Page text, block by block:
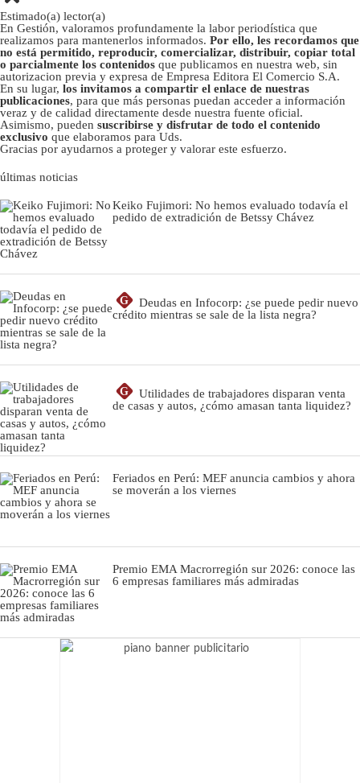
Estimado(a) lector(a)
En Gestión, valoramos profundamente la labor periodística que
realizamos para mantenerlos informados. Por ello, les recordamos que
no está permitido, reproducir, comercializar, distribuir, copiar total
o parcialmente los contenidos que publicamos en nuestra web, sin
autorizacion previa y expresa de Empresa Editora El Comercio S.A.
En su lugar, los invitamos a compartir el enlace de nuestras
publicaciones, para que más personas puedan acceder a información
veraz y de calidad directamente desde nuestra fuente oficial.
Asimismo, pueden suscribirse y disfrutar de todo el contenido
exclusivo que elaboramos para Uds.
Gracias por ayudarnos a proteger y valorar este esfuerzo.
últimas noticias
Keiko Fujimori: No hemos evaluado todavía el
pedido de extradición de Betssy Chávez
G
Deudas en Infocorp: ¿se puede pedir nuevo
crédito mientras se sale de la lista negra?
G
Utilidades de trabajadores disparan venta
de casas y autos, ¿cómo amasan tanta liquidez?
Feriados en Perú: MEF anuncia cambios y ahora
se moverán a los viernes
Premio EMA Macrorregión sur 2026: conoce las
6 empresas familiares más admiradas